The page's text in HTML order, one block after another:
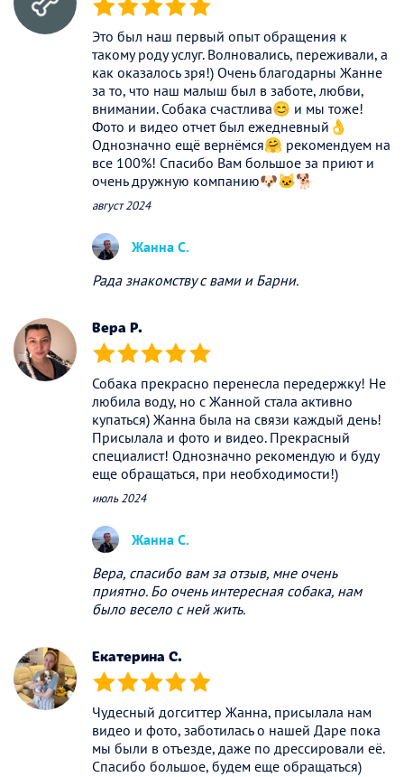
(*) (*) (*) (*) (*)
Это был наш первый опыт обращения к
такому роду услуг. Волновались, переживали, а
как оказалось зря!) Очень благодарны Жанне
за то, что наш малыш был в заботе, любви,
внимании. Собака счастлива😊 и мы тоже!
Фото и видео отчет был ежедневный👌
Однозначно ещё вернёмся🤗 рекомендуем на
все 100%! Спасибо Вам большое за приют и
очень дружную компанию🐶🐱🐕
август 2024
Жанна С.
Рада знакомству с вами и Барни.
Вера Р.
(*) (*) (*) (*) (*)
Собака прекрасно перенесла передержку! Не
любила воду, но с Жанной стала активно
купаться) Жанна была на связи каждый день!
Присылала и фото и видео. Прекрасный
специалист! Однозначно рекомендую и буду
еще обращаться, при необходимости!)
июль 2024
Жанна С.
Вера, спасибо вам за отзыв, мне очень
приятно. Бо очень интересная собака, нам
было весело с ней жить.
Екатерина С.
(*) (*) (*) (*) (*)
Чудесный догситтер Жанна, присылала нам
видео и фото, заботилась о нашей Даре пока
мы были в отъезде, даже по дрессировали её.
Спасибо большое, будем еще обращаться)